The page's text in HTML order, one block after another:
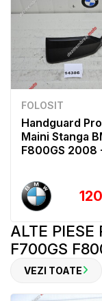
FOLOSIT
Handguard
Maini Stanga
F800GS 2008
ALTE
F700GS
VEZI TOATE